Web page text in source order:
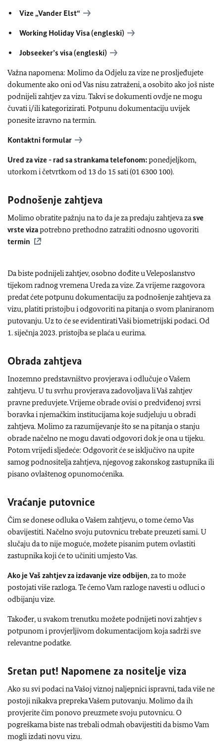
Vize „Vander Elst“
Working Holiday Visa (engleski)
Jobseeker’s visa (engleski)
Važna napomena: Molimo da Odjelu za vize ne prosljeđujete
dokumente ako oni od Vas nisu zatraženi, a osobito ako još niste
podnijeli zahtjev za vizu. Takvi se dokumenti ovdje ne mogu
čuvati i/ili kategorizirati. Potpunu dokumentaciju uvijek
ponesite izravno na termin.
Kontaktni formular
Ured za vize - rad sa strankama telefonom:ponedjeljkom,
utorkom i četvrtkom od 13 do 15 sati (01 6300 100).
Podnošenje zahtjeva
Molimo obratite pažnju na to da je za predaju zahtjeva zasve
vrste vizapotrebno prethodno zatražiti odnosno ugovoriti
termin
Da biste podnijeli zahtjev, osobno dođite u Veleposlanstvo
tijekom radnog vremena Ureda za vize. Za vrijeme razgovora
predat ćete potpunu dokumentaciju za podnošenje zahtjeva za
vizu, platiti pristojbu i odgovoriti na pitanja o svom planiranom
putovanju. Uz to će se evidentirati Vaši biometrijski podaci. Od
1. siječnja 2023. pristojba se plaća u eurima.
Obrada zahtjeva
Inozemno predstavništvo provjerava i odlučuje o Vašem
zahtjevu. U tu svrhu provjerava zadovoljava li Vaš zahtjev
pravne preduvjete. Vrijeme obrade ovisi o predviđenoj svrsi
boravka i njemačkim institucijama koje sudjeluju u obradi
zahtjeva. Molimo za razumijevanje što se na pitanja o stanju
obrade načelno ne mogu davati odgovori dok je ona u tijeku.
Potom vrijedi sljedeće: Odgovorit će se isključivo na upite
samog podnositelja zahtjeva, njegovog zakonskog zastupnika ili
pisano ovlaštenog opunomoćenika.
Vraćanje putovnice
Čim se donese odluka o Vašem zahtjevu, o tome ćemo Vas
obavijestiti. Načelno svoju putovnicu trebate preuzeti sami. U
slučaju da to nije moguće, možete pisanim putem ovlastiti
zastupnika koji će to učiniti umjesto Vas.
Ako je Vaš zahtjev za izdavanje vize odbijen, za to može
postojati više razloga. Te ćemo Vam razloge navesti u odluci o
odbijanju vize.
Također, u svakom trenutku možete podnijeti novi zahtjev s
potpunom i provjerljivom dokumentacijom koja sadrži sve
relevantne podatke.
Sretan put! Napomene za nositelje viza
Ako su svi podaci na Vašoj viznoj naljepnici ispravni, tada više ne
postoji nikakva prepreka Vašem putovanju. Molimo da ih
provjerite čim ponovo preuzmete svoju putovnicu. O
pogreškama biste nas trebali odmah obavijestiti da bismo Vam
mogli izdati novu vizu.